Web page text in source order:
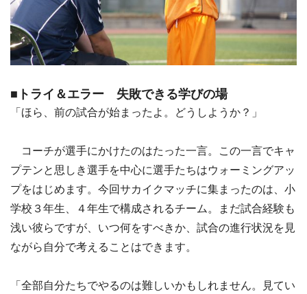
■トライ＆エラー 失敗できる学びの場
「ほら、前の試合が始まったよ。どうしようか？」
コーチが選手にかけたのはたった一言。この一言でキャ
プテンと思しき選手を中心に選手たちはウォーミングアッ
プをはじめます。今回サカイクマッチに集まったのは、小
学校３年生、４年生で構成されるチーム。まだ試合経験も
浅い彼らですが、いつ何をすべきか、試合の進行状況を見
ながら自分で考えることはできます。
「全部自分たちでやるのは難しいかもしれません。見てい